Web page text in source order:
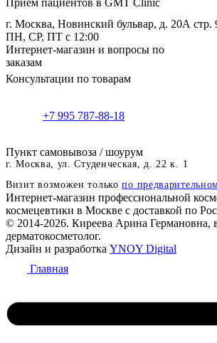
г. Москва, Новинский бульвар, д. 20А стр.
ПН, СР, ПТ с 12:00
Интернет-магазин и вопросы по
заказам
Консультации по товарам
+7 995 787-88-18
Пункт самовывоза / шоурум
г. Москва, ул. Студенческая, д. 22 к. 1
Визит возможен толькопо
Интернет-магазин профессиональной
космецевтики в Москве с доставкой по
© 2014-2026. Киреева Арина Германовна,
дерматокосметолог.
Дизайн и разработка YNOY Digital
Главная